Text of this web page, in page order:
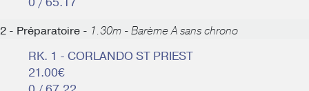
2 - Préparatoire - 1.30m - Barème A sans chrono
RK. 1 - CORLANDO ST PRIEST
21.00€